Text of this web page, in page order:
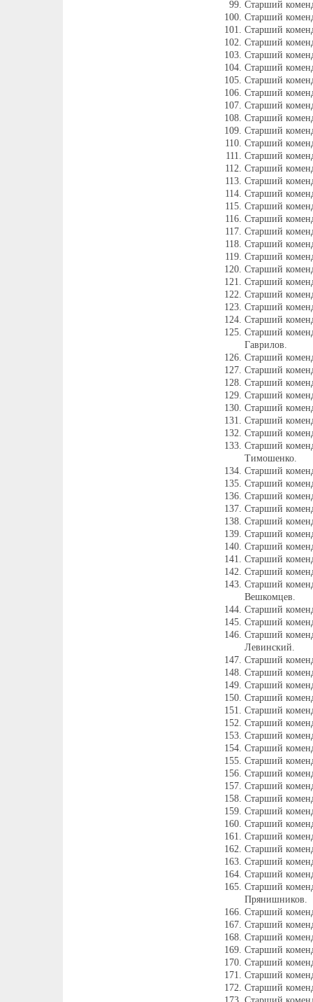
Старший
Старший
Старший
Старший
Старший
Старший
Старший
Старший
Старший
Старший
Старший
Старший
Старший
Старший
Старший
Старший
Старший
Старший
Старший
Старший
Старший
Старший
Старший
Старший
Старший
Старший
Старший
Гаврилов.
Старший
Старший
Старший
Старший
Старший
Старший
Старший
Старший
Тимошенко.
Старший
Старший
Старший
Старший
Старший
Старший
Старший
Старший
Старший
Старший
Вешкомцев.
Старший
Старший
Старший
Левинский.
Старший
Старший
Старший
Старший
Старший
Старший
Старший
Старший
Старший
Старший
Старший
Старший
Старший
Старший
Старший
Старший
Старший
Старший
Старший
Прянишников.
Старший
Старший
Старший
Старший
Старший
Старший
Старший